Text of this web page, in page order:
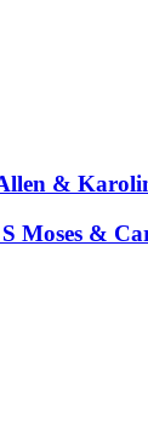
&
Moses &